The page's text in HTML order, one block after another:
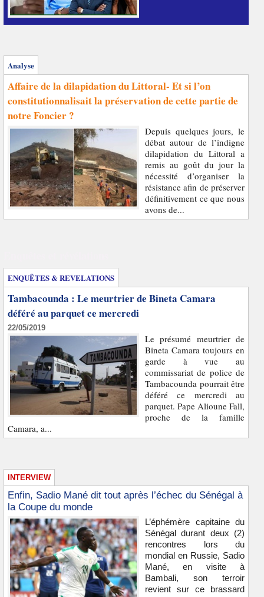
Analyse
Affaire de la dilapidation du Littoral- Et si l’on
constitutionnalisait la préservation de cette partie de
notre Foncier ?
Depuis quelques jours, le
débat autour de l’indigne
dilapidation du Littoral a
remis au goût du jour la
nécessité d’organiser la
résistance afin de préserver
définitivement ce que nous
avons de...
ENQUÊTES & REVELATIONS
Tambacounda : Le meurtrier de Bineta Camara
déféré au parquet ce mercredi
22/05/2019
Le présumé meurtrier de
Bineta Camara toujours en
garde à vue au
commissariat de police de
Tambacounda pourrait être
déféré ce mercredi au
parquet. Pape Alioune Fall,
proche de la famille
Camara, a...
INTERVIEW
Enfin, Sadio Mané dit tout après l’échec du Sénégal à
la Coupe du monde
L’éphémère capitaine du
Sénégal durant deux (2)
rencontres lors du
mondial en Russie, Sadio
Mané, en visite à
Bambali, son terroir
revient sur ce brassard